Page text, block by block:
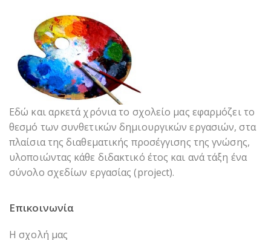
Εδώ και αρκετά χρόνια το σχολείο μας εφαρμόζει το
θεσμό των συνθετικών δημιουργικών εργασιών, στα
πλαίσια της διαθεματικής προσέγγισης της γνώσης,
υλοποιώντας κάθε διδακτικό έτος και ανά τάξη ένα
σύνολο σχεδίων εργασίας (project).
Επικοινωνία
Η σχολή μας